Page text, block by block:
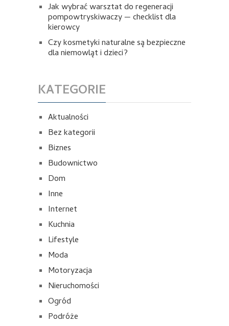
Jak wybrać warsztat do regeneracji
pompowtryskiwaczy — checklist dla
kierowcy
Czy kosmetyki naturalne są bezpieczne
dla niemowląt i dzieci?
KATEGORIE
Aktualności
Bez kategorii
Biznes
Budownictwo
Dom
Inne
Internet
Kuchnia
Lifestyle
Moda
Motoryzacja
Nieruchomości
Ogród
Podróże